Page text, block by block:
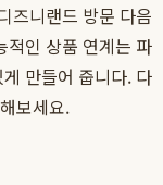
즈니랜드 방문 다음
적인 상품 연계는 파
만들어 줍니다. 다
보세요.